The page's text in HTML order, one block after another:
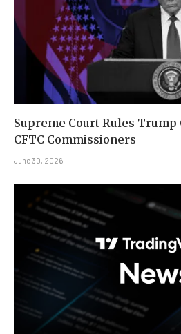
Supreme Court Rules Trump
CFTC Commissioners
June 30, 2026